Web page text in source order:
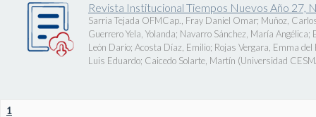
Revista Institucional Tiempos Nuevos Año 27,
Sarria Tejada OFMCap., Fray Daniel Omar; Muñoz,
Guerrero Yela, Yolanda; Navarro Sánchez, María Angélica;
León Darío; Acosta Díaz, Emilio; Rojas Vergara, Emma del
Luis Eduardo; Caicedo Solarte, Martín (Universidad
1